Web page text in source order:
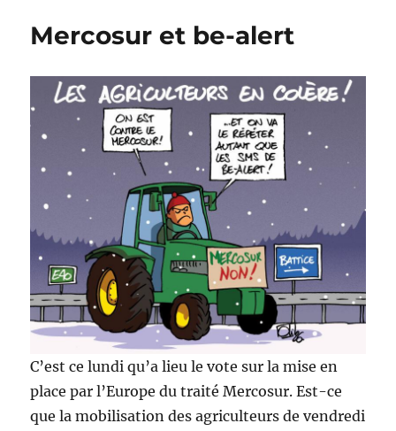
Mercosur et be-alert
C’est ce lundi qu’a lieu le vote sur la mise en
place par l’Europe du traité Mercosur. Est-ce
que la mobilisation des agriculteurs de vendredi